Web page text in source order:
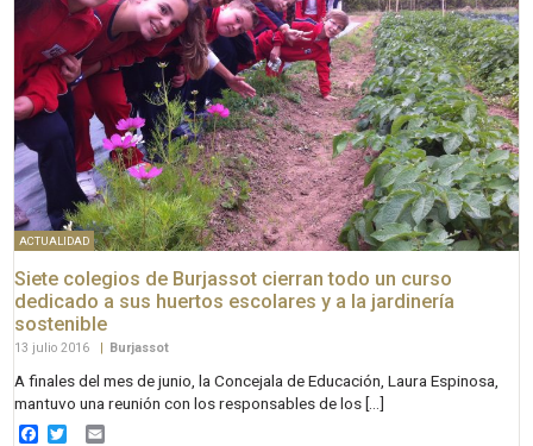
ACTUALIDAD
Siete colegios de Burjassot cierran todo un curso
dedicado a sus huertos escolares y a la jardinería
sostenible
13 julio 2016 | Burjassot
A finales del mes de junio, la Concejala de Educación, Laura Espinosa,
mantuvo una reunión con los responsables de los […]
Facebook
Twitter